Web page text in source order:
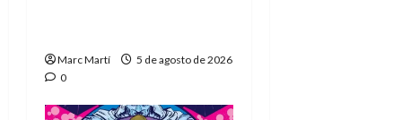
Marc Martí
5 de agosto de 2026
0